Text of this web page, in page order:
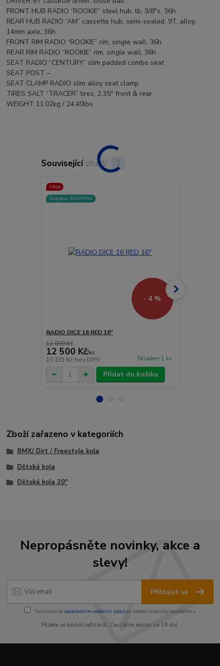
FRONT HUB RADIO “ROOKIE” steel hub, lb, 3/8″s, 36h
REAR HUB RADIO “AM” cassette hub, semi-sealed, 9T, alloy,
14mm axle, 36h
FRONT RIM RADIO “ROOKIE” rim, single wall, 36h
REAR RIM RADIO “ROOKIE” rim, single wall, 36h
SEAT RADIO “CENTURY” slim padded combo seat
SEAT POST –
SEAT CLAMP RADIO slim alloy seat clamp
TIRES SALT “TRACER” tires, 2.35″ front & rear
WEIGHT 11.02kg / 24.40lbs
Související zboží 3
Akce
Doprava ZDARMA
- 4 %
RADIO DICE 16 RED 16"
12 999 Kč
12 500 Kč/ks
10 331 Kč bez DPH Skladem 1 ks
Přidat do košíku
Zboží zařazeno v kategoriích
BMX/ Dirt / Freestyle kola
Dětská kola
Dětská kola 20"
Nepropásněte novinky, akce a
slevy!
Přihlásit se
Souhlasím se zpracováním osobních údajůza účelem rozesílky newsletteru.
Můžete se kdykoli odhlásit. Zasíláme jednou za 14 dní.